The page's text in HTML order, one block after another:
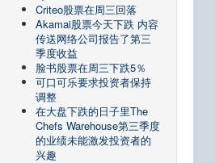
Criteo股票在周三回落
Akamai股票今天下跌 内容
传送网络公司报告了第三
季度收益
脸书股票在周三下跌5％
可口可乐要求投资者保持
调整
在大盘下跌​​的日子里The
Chefs Warehouse第三季度
的业绩未能激发投资者的
兴趣